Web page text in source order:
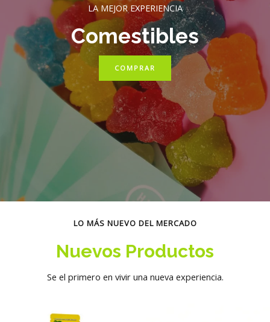
LA MEJOR EXPERIENCIA
Comestibles
COMPRAR
LO MÁS NUEVO DEL MERCADO
Nuevos Productos
Se el primero en vivir una nueva experiencia.